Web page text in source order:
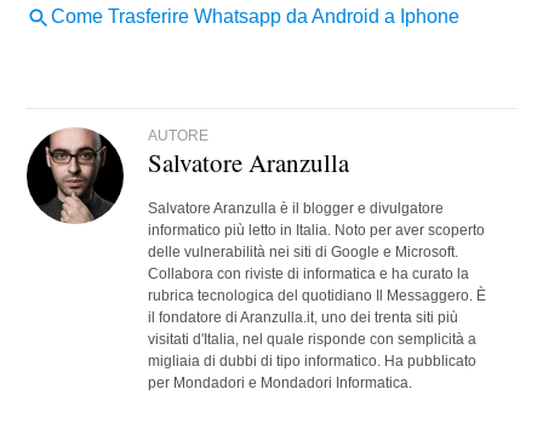
AUTORE
Salvatore Aranzulla
Salvatore Aranzulla è il blogger e divulgatore
informatico più letto in Italia. Noto per aver scoperto
delle vulnerabilità nei siti di Google e Microsoft.
Collabora con riviste di informatica e ha curato la
rubrica tecnologica del quotidiano Il Messaggero. È
il fondatore di Aranzulla.it, uno dei trenta siti più
visitati d'Italia, nel quale risponde con semplicità a
migliaia di dubbi di tipo informatico. Ha pubblicato
per Mondadori e Mondadori Informatica.